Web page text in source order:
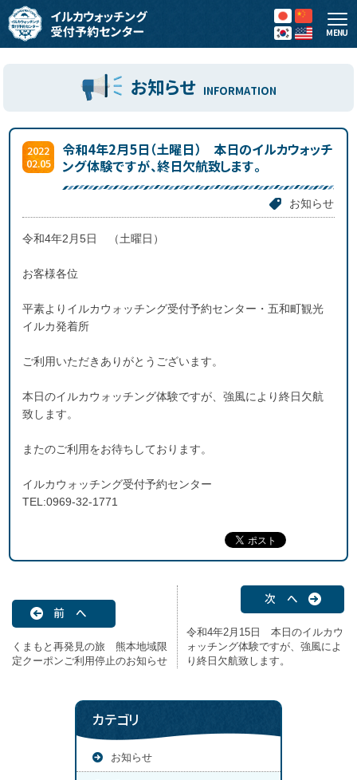
MENU
お知らせ INFORMATION
2022
02.05
令和4年2月5日（土曜日） 本日のイルカウォッチ
ング体験ですが、終日欠航致します。
お知らせ
令和4年2月5日 （土曜日）
お客様各位
平素よりイルカウォッチング受付予約センター・五和町観光
イルカ発着所
ご利用いただきありがとうございます。
本日のイルカウォッチング体験ですが、強風により終日欠航
致します。
またのご利用をお待ちしております。
イルカウォッチング受付予約センター
TEL:0969-32-1771
前 へ
くまもと再発見の旅 熊本地域限
定クーポンご利用停止のお知らせ
次 へ
令和4年2月15日 本日のイルカウ
ォッチング体験ですが、強風によ
り終日欠航致します。
カテゴリ
お知らせ